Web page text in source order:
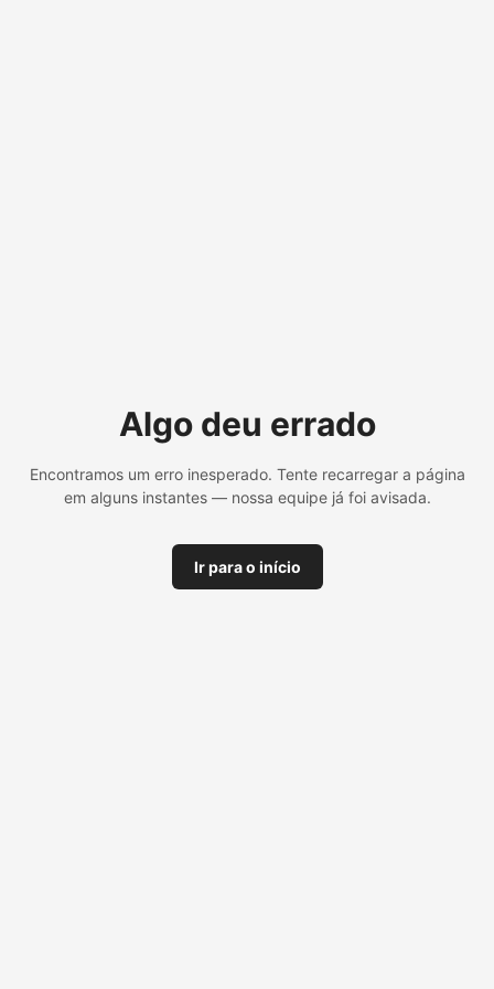
Algo deu errado
Encontramos um erro inesperado. Tente recarregar a página
em alguns instantes — nossa equipe já foi avisada.
Ir para o início